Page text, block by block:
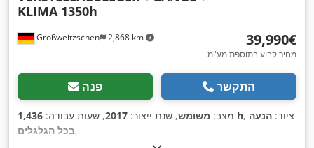
Großweitzschen 2,868 km
KLIMA 1350h
‏39,990 ‏€
מחיר קבוע בתוספת מע"מ
פנה התקשר
מצב: משומש, שנת ייצור: 2017, שעות עבודה: 1,436 h , ציוד: הנעה
בכל הגלגלים,